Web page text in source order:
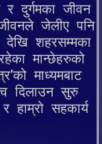
दुर्गमका जीवन
जेलीए पनि
देखि शहरसम्मका
मान्छेहरुको
माध्यमबाट
दिलाउन सुरु
हाम्रो सहकार्य